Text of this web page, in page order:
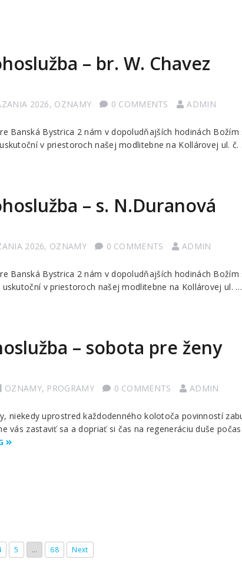
– br. W. Chavez
2026, OZNAMY 0 COMMENTS ADMIN
Banská Bystrica 2 nám v dopoludňajších hodinách
v priestoroch našej modlitebne na Kollárovej ul. č.
– s. N.Duranová
2026, OZNAMY 0 COMMENTS ADMIN
Banská Bystrica 2 nám v dopoludňajších hodinách
v priestoroch našej modlitebne na Kollárovej ul. …
– sobota pre ženy
OZNAMY, PROGRAMY 0 COMMENTS ADMIN
niekedy uprostred každodenného kolotoča povinností
vás zastaviť sa a dopriať si čas na regeneráciu duše
5 … 68 Next